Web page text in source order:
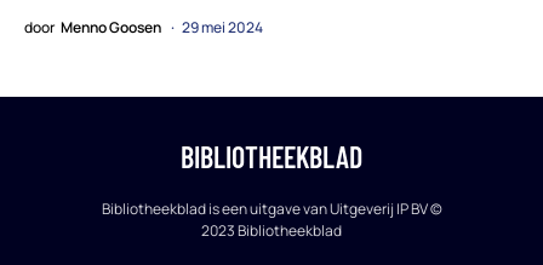
door Menno Goosen 29 mei 2024
BIBLIOTHEEKBLAD
Bibliotheekblad is een uitgave van Uitgeverij IP BV ©
2023 Bibliotheekblad